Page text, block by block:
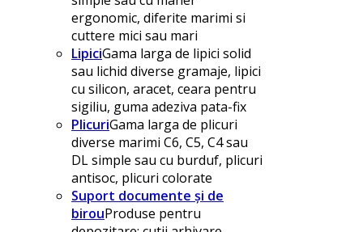
ergonomic, diferite marimi si
cuttere mici sau mari
LipiciGama larga de lipici solid
sau lichid diverse gramaje, lipici
cu silicon, aracet, ceara pentru
sigiliu, guma adeziva pata-fix
PlicuriGama larga de plicuri
diverse marimi C6, C5, C4 sau
DL simple sau cu burduf, plicuri
antisoc, plicuri colorate
Suport documente și de
birouProduse pentru